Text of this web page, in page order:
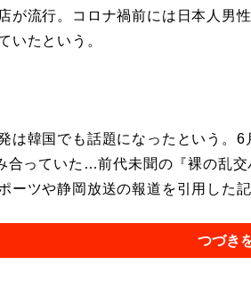
が流行。コロナ禍前には日本人男
いたという。
は韓国でも話題になったという。
合っていた…前代未聞の『裸の乱
ーツや静岡放送の報道を引用した
つづき